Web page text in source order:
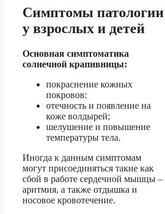
Симптомы патологии
у взрослых и детей
Основная симптоматика
солнечной крапивницы:
покраснение кожных
покровов:
отечность и появление на
коже волдырей;
шелушение и повышение
температуры тела.
Иногда к данным симптомам
могут присоединяться такие как
сбой в работе сердечной мышцы –
аритмия, а также отдышка и
носовое кровотечение.